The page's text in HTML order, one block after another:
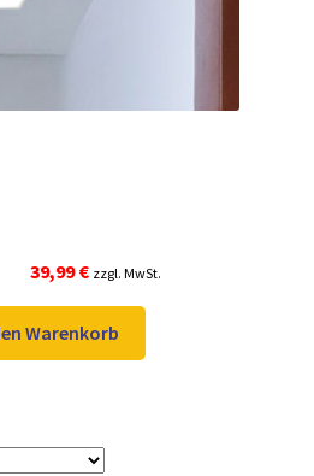
Ursprünglicher
Preis
war:
59,98 €
39,99€Aktueller
Preis
ist:
39,99 €.
zzgl. MwSt.
Warenkorb